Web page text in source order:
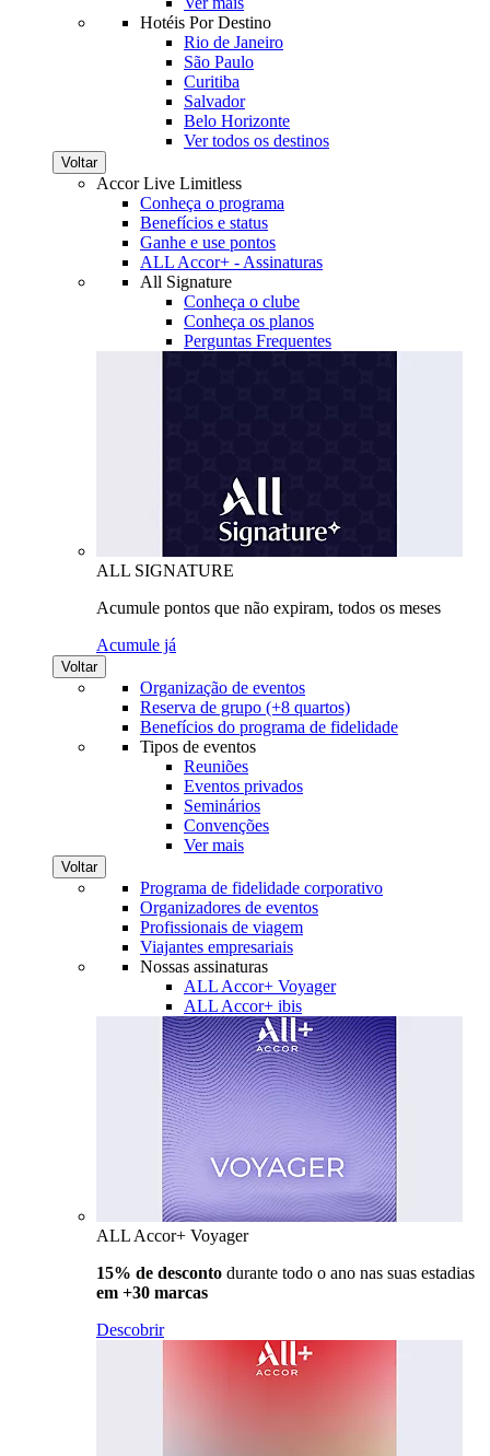
Hotéis Por Destino
Rio de Janeiro
São Paulo
Curitiba
Salvador
Belo Horizonte
Ver todos os destinos
Voltar
Accor Live Limitless
Conheça o programa
Benefícios e status
Ganhe e use pontos
ALL Accor+ - Assinaturas
All Signature
Conheça o clube
Conheça os planos
Perguntas Frequentes
ALL SIGNATURE
Acumule pontos que não expiram, todos os meses
Acumule já
Voltar
Organização de eventos
Reserva de grupo (+8 quartos)
Benefícios do programa de fidelidade
Tipos de eventos
Reuniões
Eventos privados
Seminários
Convenções
Ver mais
Voltar
Programa de fidelidade corporativo
Organizadores de eventos
Profissionais de viagem
Viajantes empresariais
Nossas assinaturas
ALL Accor+ Voyager
ALL Accor+ ibis
ALL Accor+ Voyager
15% de desconto durante todo o ano nas suas estadias
em +30 marcas
Descobrir